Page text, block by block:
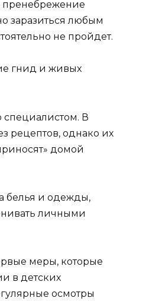
пренебрежение
заразиться любым
не пройдет.
гнид и живых
специалистом. В
рецептов, однако их
домой
белья и одежды,
личными
меры, которые
в детских
осмотры